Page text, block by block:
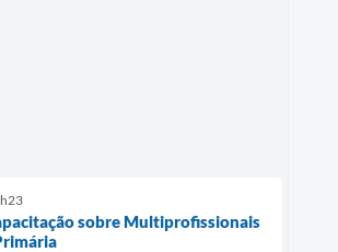
sobre Multiprofissionais